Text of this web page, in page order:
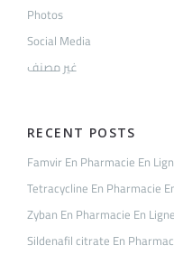
Photos
Social Media
غير مصنف
RECENT POSTS
Famvir En Pharmacie En
Tetracycline En Pharmacie
Zyban En Pharmacie En
Sildenafil citrate En